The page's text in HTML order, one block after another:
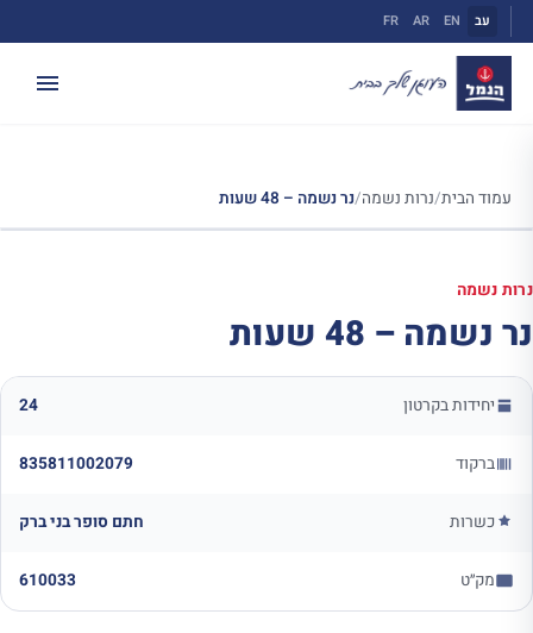
לתוכן
עב EN
AR
FR
עמוד הבית/נרות נשמה/נר נשמה – 48 שעות
נרות נשמה
נר נשמה – 48 שעות
יחידות בקרטון 24
ברקוד 835811002079
כשרות חתם סופר בני ברק
מק״ט 610033